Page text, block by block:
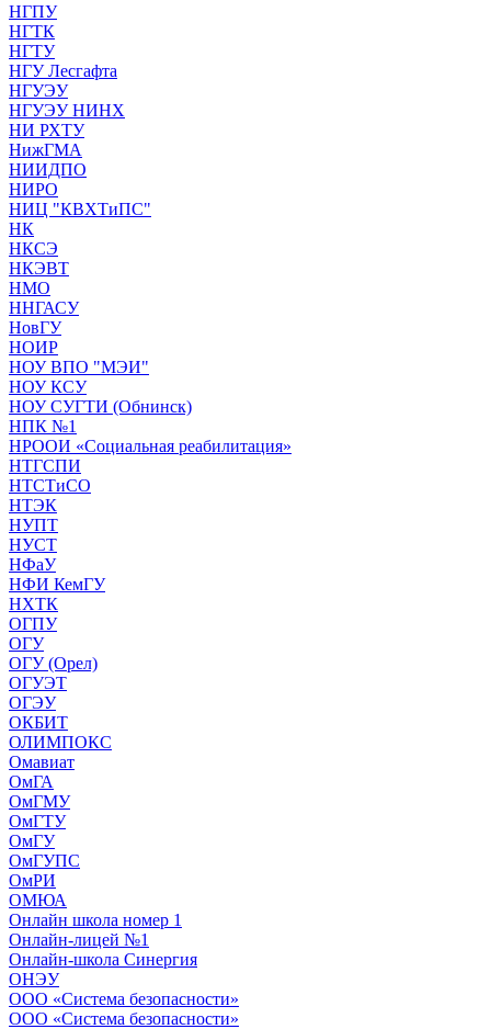
НГПУ
НГТК
НГТУ
НГУ Лесгафта
НГУЭУ
НГУЭУ НИНХ
НИ РХТУ
НижГМА
НИИДПО
НИРО
НИЦ "КВХТиПС"
НК
НКСЭ
НКЭВТ
НМО
ННГАСУ
НовГУ
НОИР
НОУ ВПО "МЭИ"
НОУ КСУ
НОУ СУГТИ (Обнинск)
НПК №1
НРООИ «Социальная реабилитация»
НТГСПИ
НТСТиСО
НТЭК
НУПТ
НУСТ
НФаУ
НФИ КемГУ
НХТК
ОГПУ
ОГУ
ОГУ (Орел)
ОГУЭТ
ОГЭУ
ОКБИТ
ОЛИМПОКС
Омавиат
ОмГА
ОмГМУ
ОмГТУ
ОмГУ
ОмГУПС
ОмРИ
ОМЮА
Онлайн школа номер 1
Онлайн-лицей №1
Онлайн-школа Синергия
ОНЭУ
ООО «Система безопасности»
ООО «Система безопасности»